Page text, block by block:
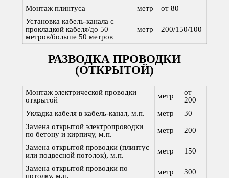
Монтаж плинтуса метр
от 80
Установка кабель-канала с
прокладкой кабеля/до 50
метров/больше 50 метров
метр 200/150/100
РАЗВОДКА ПРОВОДКИ
(ОТКРЫТОЙ)
Монтаж электрической проводки
открытой
метр
от
200
Укладка кабеля в кабель-канал, м.п.
метр
30
Замена открытой электропроводки
по бетону и кирпичу, м.п.
метр 200
Замена открытой проводки (плинтус
или подвесной потолок), м.п.
метр 150
Замена открытой проводки по
потолку, м.п.
метр 300